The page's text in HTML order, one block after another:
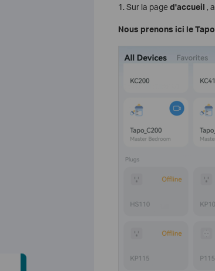
1. Sur la paged'accueil ,
Nous prenons ici le